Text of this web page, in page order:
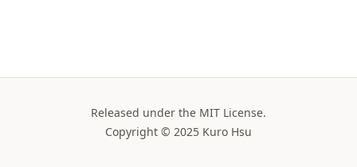
Released under the MIT License.
Copyright © 2025 Kuro Hsu